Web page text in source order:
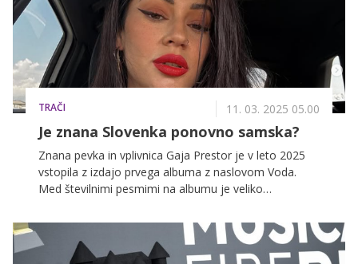
TRAČI 11. 03. 2025 05.00
Je znana Slovenka ponovno samska?
Znana pevka in vplivnica Gaja Prestor je v leto 2025
vstopila z izdajo prvega albuma z naslovom Voda.
Med številnimi pesmimi na albumu je veliko
raziskuje ljubezen, mladostno zaljubljenost in
bolečino izgube. Je morda pesem odsev njenega
osebnega življenja?